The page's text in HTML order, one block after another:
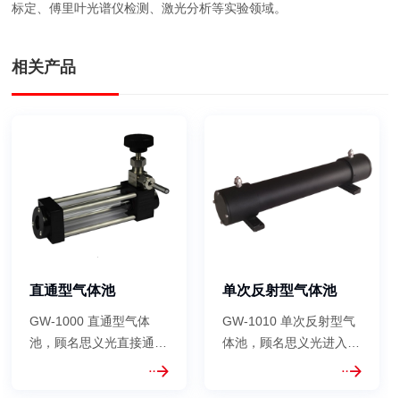
标定、傅里叶光谱仪检测、激光分析等实验领域。
相关产品
直通型气体池
GW-1000 直通型气体
池，顾名思义光直接通过
气体池不经过任何反射以
单次反射型气体池
GW-1010 单次反射型气
体池，顾名思义光进入气
体池后进行一次反射以及